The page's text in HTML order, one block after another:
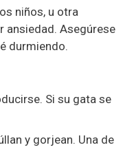
niños, u otra
ansiedad. Asegúrese
durmiendo.
Si su gata se
y gorjean. Una de